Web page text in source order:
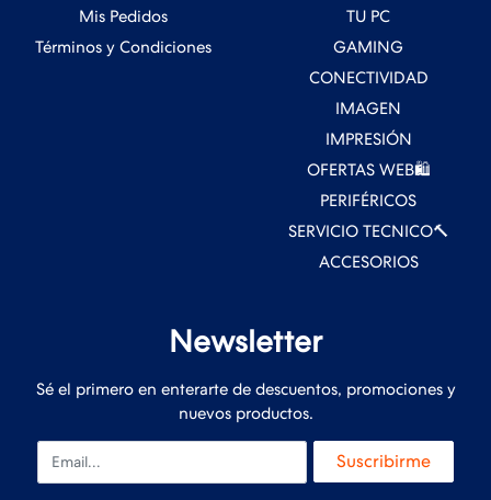
Mis Pedidos
Términos y Condiciones
TU PC
GAMING
CONECTIVIDAD
IMAGEN
IMPRESIÓN
OFERTAS WEB🛍️
PERIFÉRICOS
SERVICIO TECNICO🔨
ACCESORIOS
Newsletter
Sé el primero en enterarte de descuentos, promociones y
nuevos productos.
Email Suscribirme